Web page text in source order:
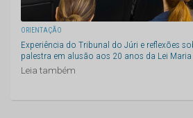
ORIENTAÇÃO
Experiência do Tribunal do Júri e reflexões
palestra em alusão aos 20 anos da Lei Maria
Leia também